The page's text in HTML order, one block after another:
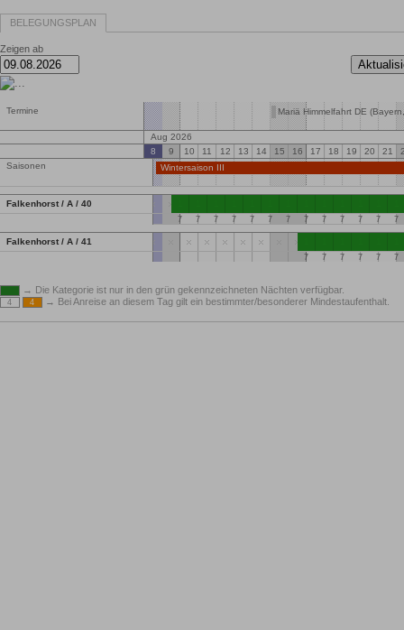
BELEGUNGSPLAN
Zeigen ab
Termine Mariä Himmelfahrt DE
Aug 2026
8
9 10 11 12 13 14 15 16 17 18 19 20 21
Saisonen
Wintersaison III
Falkenhorst / A / 40
7 7 7 7 7 7 7 7 7 7 7 7 7
Falkenhorst / A / 41
7 7 7 7 7 7
→ Die Kategorie ist nur in den grün gekennzeichneten Nächten verfügbar.
4 4 → Bei Anreise an diesem Tag gilt ein bestimmter/besonderer Mindestaufenthalt.